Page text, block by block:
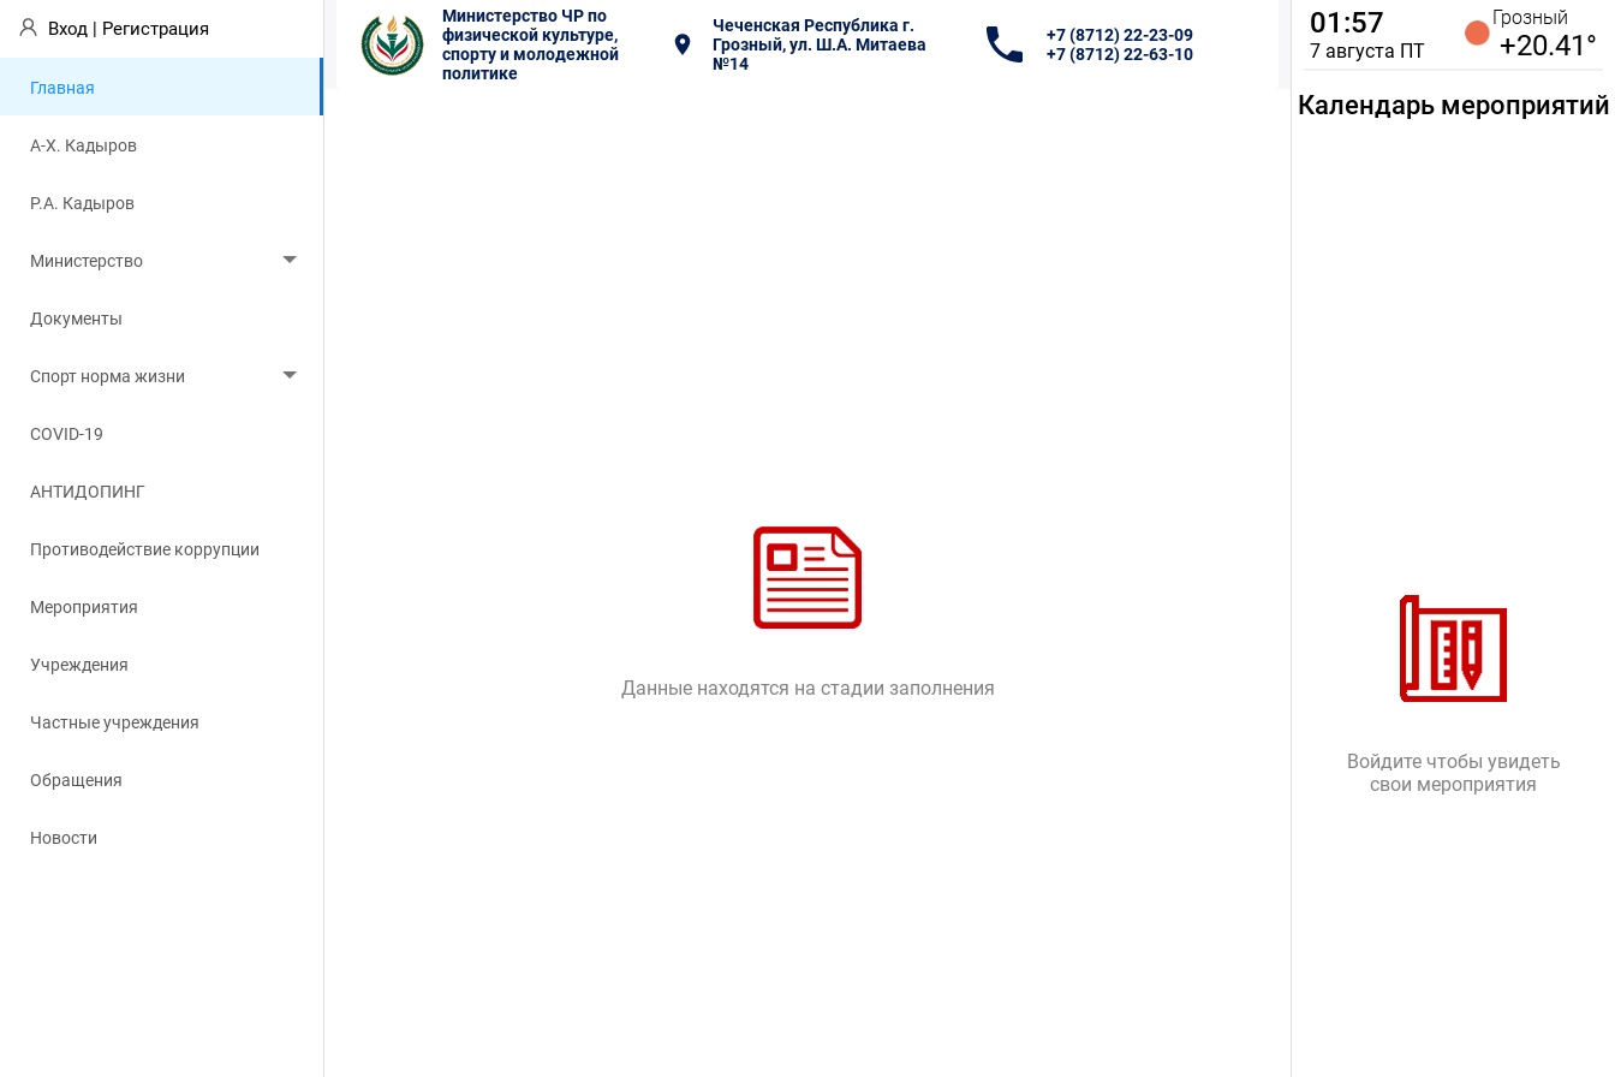
Вход | Регистрация
Главная
А-Х. Кадыров
Р.А. Кадыров
Министерство
Документы
Спорт норма жизни
COVID-19
АНТИДОПИНГ
Противодействие коррупции
Мероприятия
Учреждения
Частные учреждения
Обращения
Новости
Министерство ЧР по
физической культуре,
спорту и молодежной
политике
Чеченская Республика г.
Грозный, ул. Ш.А. Митаева
№14
+7 (8712) 22-23-09
+7 (8712) 22-63-10
Данные находятся на стадии заполнения
01:57
7 августа ПТ
Грозный
+20.41°
Календарь мероприятий
Войдите чтобы увидеть
свои мероприятия